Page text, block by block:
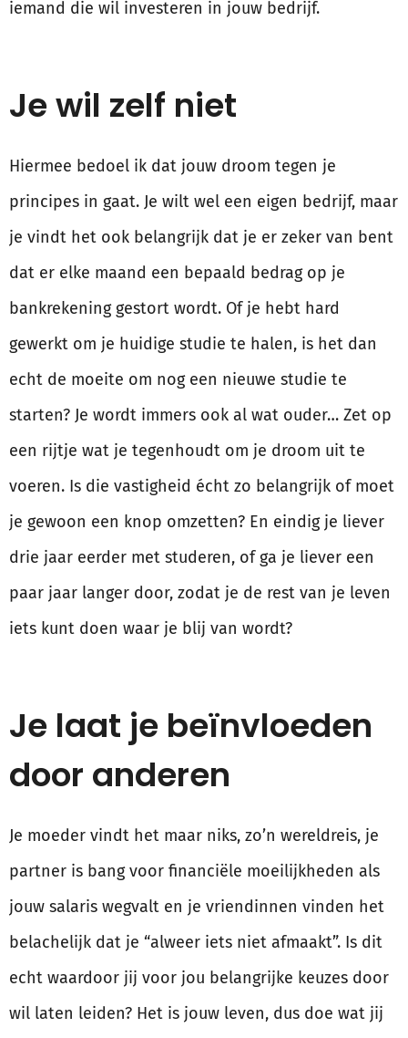
iemand die wil investeren in jouw bedrijf.
Je wil zelf niet
Hiermee bedoel ik dat jouw droom tegen je
principes in gaat. Je wilt wel een eigen bedrijf, maar
je vindt het ook belangrijk dat je er zeker van bent
dat er elke maand een bepaald bedrag op je
bankrekening gestort wordt. Of je hebt hard
gewerkt om je huidige studie te halen, is het dan
echt de moeite om nog een nieuwe studie te
starten? Je wordt immers ook al wat ouder… Zet op
een rijtje wat je tegenhoudt om je droom uit te
voeren. Is die vastigheid écht zo belangrijk of moet
je gewoon een knop omzetten? En eindig je liever
drie jaar eerder met studeren, of ga je liever een
paar jaar langer door, zodat je de rest van je leven
iets kunt doen waar je blij van wordt?
Je laat je beïnvloeden
door anderen
Je moeder vindt het maar niks, zo’n wereldreis, je
partner is bang voor financiële moeilijkheden als
jouw salaris wegvalt en je vriendinnen vinden het
belachelijk dat je “alweer iets niet afmaakt”. Is dit
echt waardoor jij voor jou belangrijke keuzes door
wil laten leiden? Het is jouw leven, dus doe wat jij